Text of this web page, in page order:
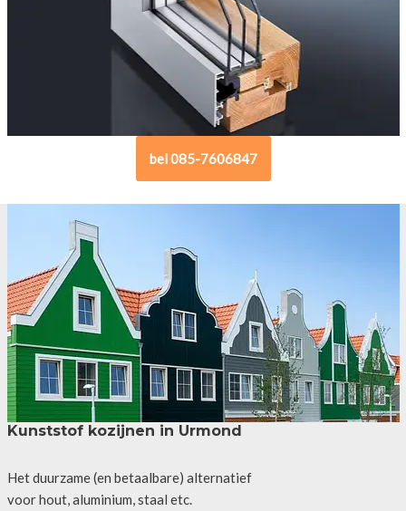
bel 085-7606847
Kunststof kozijnen in Urmond
Het duurzame (en betaalbare) alternatief
voor hout, aluminium, staal etc.